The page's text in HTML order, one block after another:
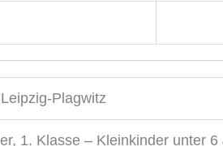
Plagwitz
1. Klasse – Kleinkinder unter